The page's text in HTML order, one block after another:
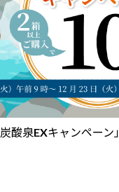
炭酸泉EXキャンペー